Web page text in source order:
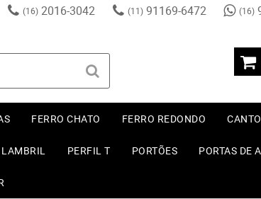
(16)2016-3042 (11)91169-6472 (16)
FERRO CHATO FERRO REDONDO
LAMBRIL PERFIL T PORTÕES PORTAS DE